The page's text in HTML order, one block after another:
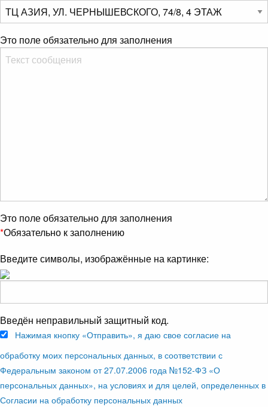
Это поле обязательно для заполнения
Это поле обязательно для заполнения
*Обязательно к заполнению
Введите символы, изображённые на картинке:
Введён неправильный защитный код.
Нажимая кнопку «Отправить», я даю свое согласие на
обработку моих персональных данных, в соответствии с
Федеральным законом от 27.07.2006 года №152-ФЗ «О
персональных данных», на условиях и для целей, определенных в
Согласии на обработку персональных данных